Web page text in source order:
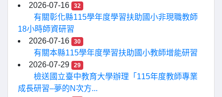
2026-07-16
32
有關彰化縣115學年度學習扶助國小非現職教師
18小時師資研習
2026-07-16
30
有關本縣115學年度學習扶助國小教師增能研習
2026-07-29
29
檢送國立臺中教育大學辦理「115年度教師專業
成長研習–夢的N次方...